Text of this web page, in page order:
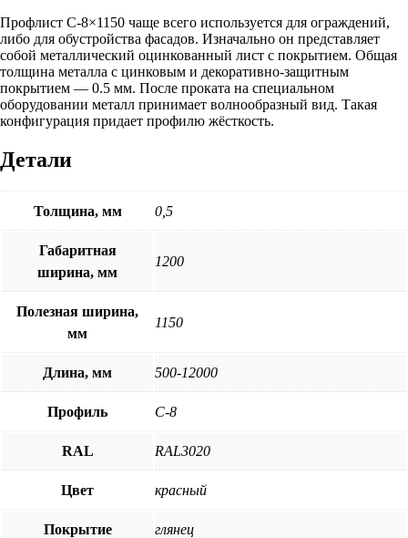
Профлист С-8×1150 чаще всего используется для ограждений,
либо для обустройства фасадов. Изначально он представляет
собой металлический оцинкованный лист с покрытием. Общая
толщина металла с цинковым и декоративно-защитным
покрытием — 0.5 мм. После проката на специальном
оборудовании металл принимает волнообразный вид. Такая
конфигурация придает профилю жёсткость.
Детали
Толщина, мм 0,5
Габаритная
ширина, мм
1200
Полезная ширина,
мм
1150
Длина, мм 500-12000
Профиль С-8
RAL RAL3020
Цвет красный
Покрытие глянец